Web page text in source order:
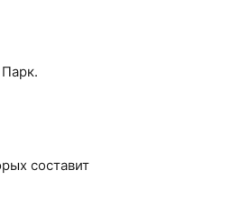
составит